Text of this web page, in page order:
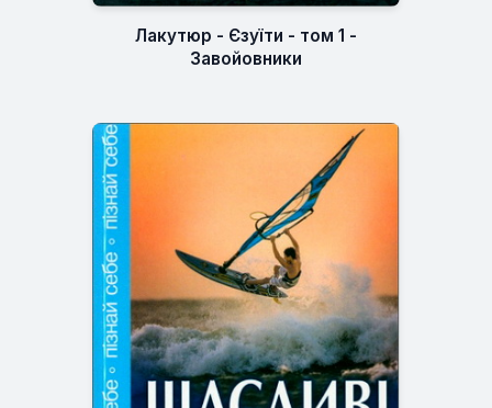
Лакутюр - Єзуїти - том 1 -
Завойовники